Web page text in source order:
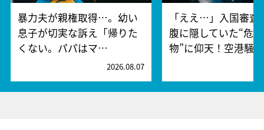
暴力夫が親権取得…。幼い
息子が切実な訴え「帰りた
くない。パパはマ…
2026.08.07
「ええ…」入国審査
腹に隠していた“危
物”に仰天！空港騒